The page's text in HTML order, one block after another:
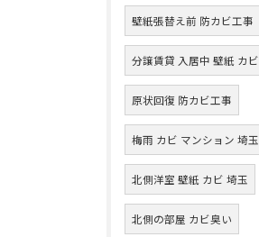
壁紙張替え前 防カビ工事
分譲賃貸 入居中 壁紙 カビ
原状回復 防カビ工事
梅雨 カビ マンション 埼玉
北側洋室 壁紙 カビ 埼玉
北側の部屋 カビ臭い